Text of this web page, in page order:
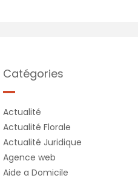
Catégories
Actualité
Actualité Florale
Actualité Juridique
Agence web
Aide a Domicile